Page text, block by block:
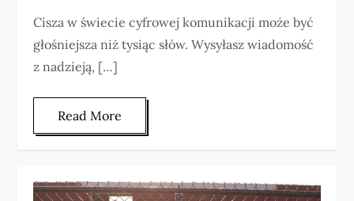
Cisza w świecie cyfrowej komunikacji może być
głośniejsza niż tysiąc słów. Wysyłasz wiadomość
z nadzieją, […]
Read More